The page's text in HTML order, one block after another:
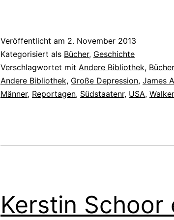
Depression
Veröffentlicht am 2. November 2013
Kategorisiert als Bücher, Geschichte
Verschlagwortet mit Andere Bibliothek, Bücher
Andere Bibliothek, Große Depression, James
Männer, Reportagen, Südstaatenr, USA,
Kerstin